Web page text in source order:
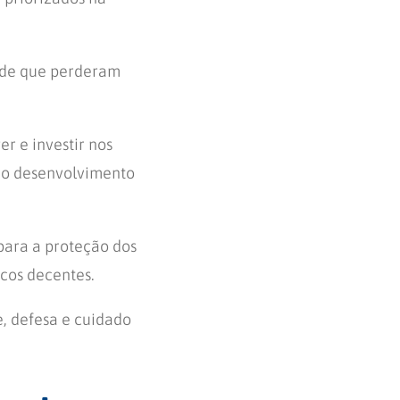
que perderam
e investir nos
desenvolvimento
a proteção dos
decentes.
defesa e cuidado